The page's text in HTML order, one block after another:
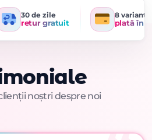
30 de zile
retur gratuit
8 variante
plată în
noștri despre noi